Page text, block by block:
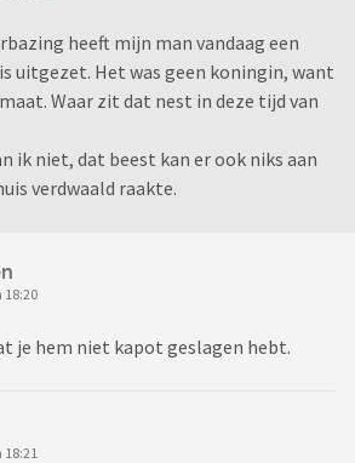
heeft mijn man vandaag een
uitgezet. Het was geen koningin, want
Waar zit dat nest in deze tijd van
ik niet, dat beest kan er ook niks aan
verdwaald raakte.
18:20
je hem niet kapot geslagen hebt.
18:21